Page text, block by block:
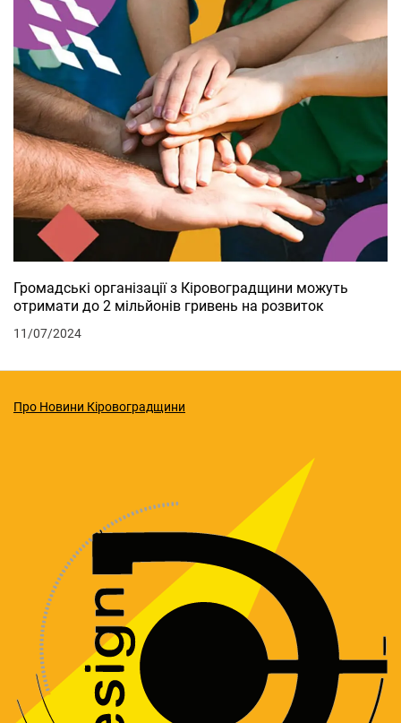
Громадські організації з Кіровоградщини можуть
отримати до 2 мільйонів гривень на розвиток
11/07/2024
Про Новини Кіровоградщини